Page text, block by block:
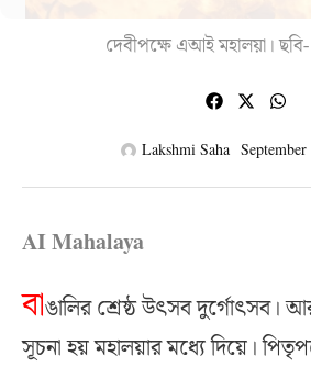
দেবীপক্ষে এআই মহালয়া। ছবি-
Lakshmi Saha
AI Mahalaya
বাঙালির শ্রেষ্ঠ উৎসব
সূচনা হয় মহালয়ার মধ্যে দিয়ে।